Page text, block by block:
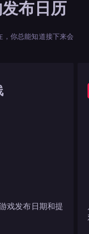
布日历
你总能知道接下来会
戏发布日期和提